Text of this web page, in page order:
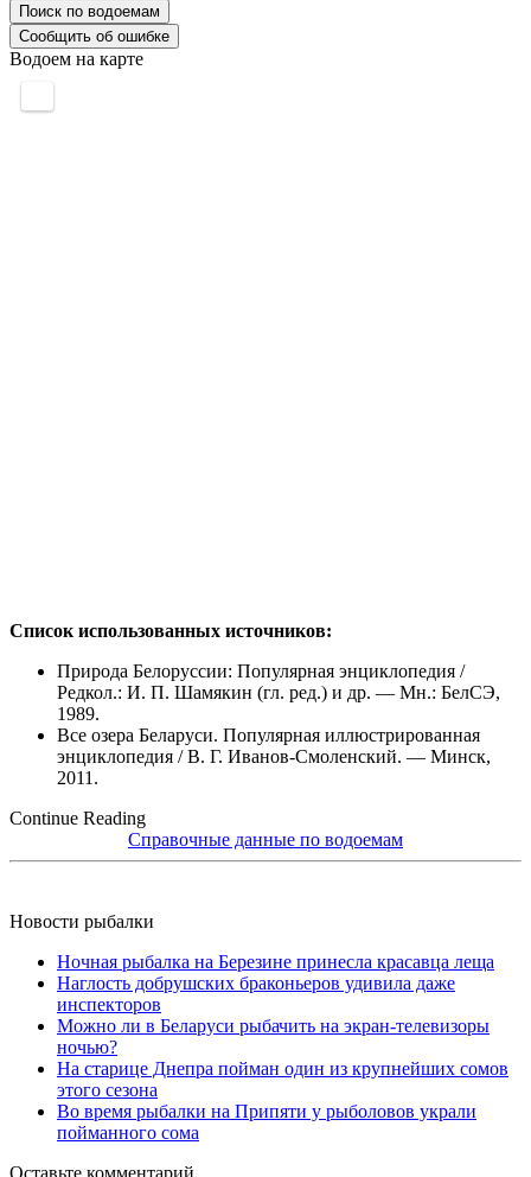
Поиск по водоемам
Сообщить об ошибке
Водоем на карте
Список использованных источников:
Природа Белоруссии: Популярная энциклопедия /
Редкол.: И. П. Шамякин (гл. ред.) и др. — Мн.: БелСЭ,
1989.
Все озера Беларуси. Популярная иллюстрированная
энциклопедия / В. Г. Иванов-Смоленский. — Минск,
2011.
Continue Reading
Справочные данные по водоемам
Новости рыбалки
Ночная рыбалка на Березине принесла красавца леща
Наглость добрушских браконьеров удивила даже
инспекторов
Можно ли в Беларуси рыбачить на экран-телевизоры
ночью?
На старице Днепра пойман один из крупнейших сомов
этого сезона
Во время рыбалки на Припяти у рыболовов украли
пойманного сома